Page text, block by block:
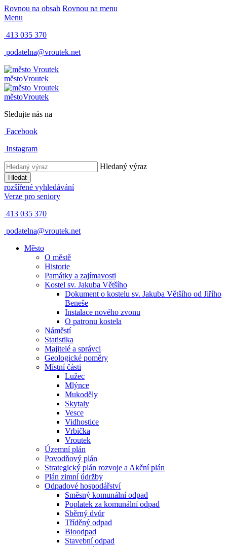
Rovnou na obsah Rovnou na menu
Menu
413 035 370
podatelna@vroutek.net
městoVroutek
městoVroutek
Sledujte nás na
Facebook
Instagram
Hledaný výraz
Hledat
rozšířené vyhledávání
Verze pro seniory
413 035 370
podatelna@vroutek.net
Město
O městě
Historie
Památky a zajímavosti
Kostel sv. Jakuba Většího
Dokument o kostelu sv. Jakuba Většího od Jiřího
Beneše
Instalace nového zvonu
O patronu kostela
Náměstí
Statistika
Majitelé a správci
Geologické poměry
Místní části
Lužec
Mlýnce
Mukoděly
Skytaly
Vesce
Vidhostice
Vrbička
Vroutek
Územní plán
Povodňový plán
Strategický plán rozvoje a Akční plán
Plán zimní údržby
Odpadové hospodářství
Směsný komunální odpad
Poplatek za komunální odpad
Sběrný dvůr
Tříděný odpad
Bioodpad
Stavební odpad